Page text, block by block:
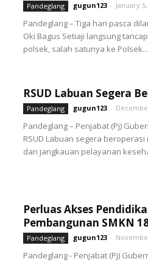
Pandeglang gugun123 - January
Pandeglang – Tiga hari pasca
Oki Bagus Setiaji langsung
polsek, salah satunya ke Polsek...
RSUD Labuan Segera
Pandeglang gugun123 -
Pandeglang – Penjabat (Pj)
RSUD Labuan segera
dan jangkauan pelayanan
Perluas Akses
Pembangunan SMKN
Pandeglang gugun123 -
Pandeglang - Penjabat (Pj)